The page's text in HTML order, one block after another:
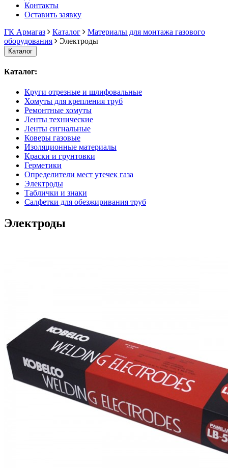
Контакты
Оставить заявку
ГК Армагаз
Каталог
Материалы для монтажа газового
оборудования
Электроды
Каталог
Каталог:
Круги отрезные и шлифовальные
Хомуты для крепления труб
Ремонтные хомуты
Ленты технические
Ленты сигнальные
Коверы газовые
Изоляционные материалы
Краски и грунтовки
Герметики
Определители мест утечек газа
Электроды
Таблички и знаки
Салфетки для обезжиривания труб
Электроды